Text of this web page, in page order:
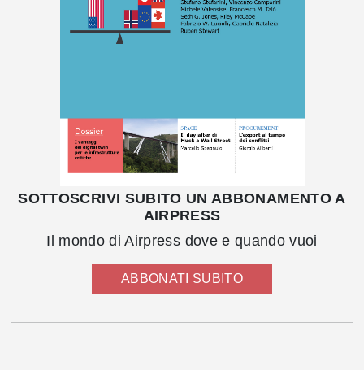
SOTTOSCRIVI SUBITO UN ABBONAMENTO A
AIRPRESS
Il mondo di Airpress dove e quando vuoi
ABBONATI SUBITO